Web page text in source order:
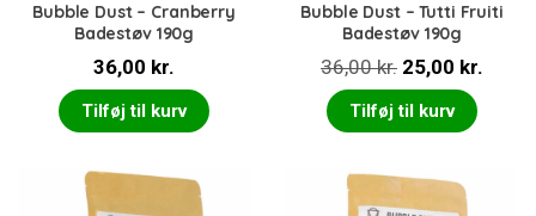
Bubble Dust – Cranberry
Badestøv 190g
36,00 kr.
Tilføj til kurv
Bubble Dust – Tutti Fruiti
Badestøv 190g
36,00kr. Den
oprindelige
pris
36,00 kr..
25,00 kr.
Tilføj til kurv